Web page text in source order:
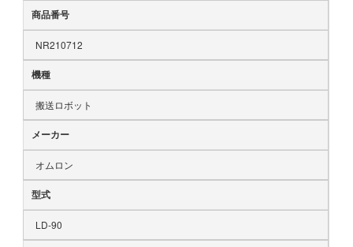
商品番号
NR210712
機種
搬送ロボット
メーカー
オムロン
型式
LD-90